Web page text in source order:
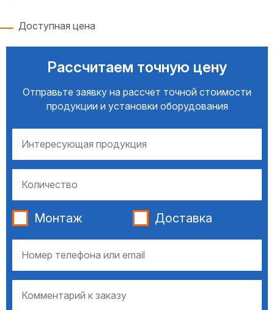
Доступная цена
Рассчитаем точную цену
Отправьте заявку на рассчет точной стоимости
продукции и установки оборудования
Монтаж Доставка